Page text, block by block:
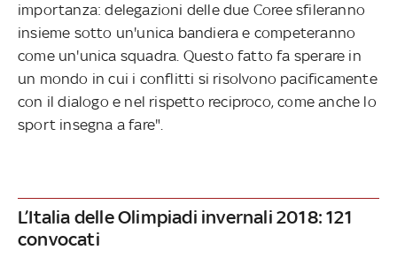
importanza: delegazioni delle due Coree sfileranno
insieme sotto un'unica bandiera e competeranno
come un'unica squadra. Questo fatto fa sperare in
un mondo in cui i conflitti si risolvono pacificamente
con il dialogo e nel rispetto reciproco, come anche lo
sport insegna a fare".
L’Italia delle Olimpiadi invernali 2018: 121
convocati